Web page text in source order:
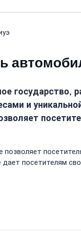
государство,
и
посетителям